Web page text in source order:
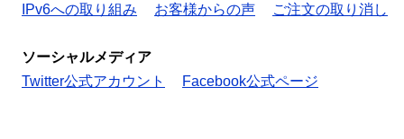
IPv6への取り組み
お客様からの声 ご注文の取り消し
ソーシャルメディア
Twitter公式アカウント
Facebook公式ページ